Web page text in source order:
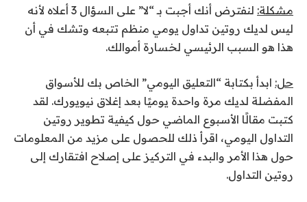
مشكلة:
لنفترض أنك أجبت بـ “لا” على السؤال 3 أعلاه لأنه
ليس لديك روتين تداول يومي منظم تتبعه وتشك في أن
هذا هو السبب الرئيسي لخسارة أموالك.
حل: ابدأ بكتابة “التعليق اليومي” الخاص بك للأسواق
المفضلة لديك مرة واحدة يوميًا بعد إغلاق نيويورك. لقد
كتبت مقالًا الأسبوع الماضي حول كيفية تطوير روتين
التداول اليومي، اقرأ ذلك للحصول على مزيد من المعلومات
حول هذا الأمر والبدء في التركيز على إصلاح افتقارك إلى
روتين التداول.